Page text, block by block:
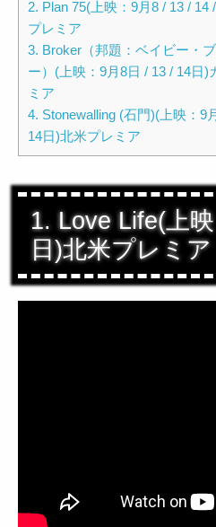
2. Plan 75(上映：9月8 / 13 / 14
プレミア
3. Broker（邦題：ベイビー・
ー）(上映：9月8日 / 13 / 14日)
ミア
4. Stonewalling (石門)(上映：9
14日)北米プレミア
1. Love Life(上
日)北米プレミア